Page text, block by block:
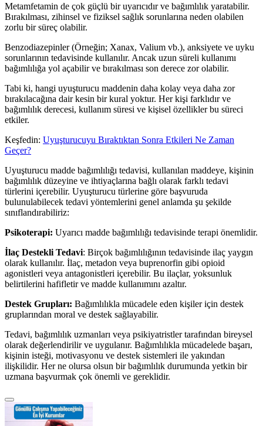
Metamfetamin de çok güçlü bir uyarıcıdır ve bağımlılık yaratabilir.
Bırakılması, zihinsel ve fiziksel sağlık sorunlarına neden olabilen
zorlu bir süreç olabilir.
Benzodiazepinler (Örneğin; Xanax, Valium vb.), anksiyete ve uyku
sorunlarının tedavisinde kullanılır. Ancak uzun süreli kullanımı
bağımlılığa yol açabilir ve bırakılması son derece zor olabilir.
Tabi ki, hangi uyuşturucu maddenin daha kolay veya daha zor
bırakılacağına dair kesin bir kural yoktur. Her kişi farklıdır ve
bağımlılık derecesi, kullanım süresi ve kişisel özellikler bu süreci
etkiler.
Keşfedin: Uyuşturucuyu Bıraktıktan Sonra Etkileri Ne Zaman
Geçer?
Uyuşturucu madde bağımlılığı tedavisi, kullanılan maddeye, kişinin
bağımlılık düzeyine ve ihtiyaçlarına bağlı olarak farklı tedavi
türlerini içerebilir. Uyuşturucu türlerine göre başvuruda
bulunulabilecek tedavi yöntemlerini genel anlamda şu şekilde
sınıflandırabiliriz:
Psikoterapi: Uyarıcı madde bağımlılığı tedavisinde terapi önemlidir.
İlaç Destekli Tedavi: Birçok bağımlılığının tedavisinde ilaç yaygın
olarak kullanılır. İlaç, metadon veya buprenorfin gibi opioid
agonistleri veya antagonistleri içerebilir. Bu ilaçlar, yoksunluk
belirtilerini hafifletir ve madde kullanımını azaltır.
Destek Grupları: Bağımlılıkla mücadele eden kişiler için destek
gruplarından moral ve destek sağlayabilir.
Tedavi, bağımlılık uzmanları veya psikiyatristler tarafından bireysel
olarak değerlendirilir ve uygulanır. Bağımlılıkla mücadelede başarı,
kişinin isteği, motivasyonu ve destek sistemleri ile yakından
ilişkilidir. Her ne olursa olsun bir bağımlılık durumunda yetkin bir
uzmana başvurmak çok önemli ve gereklidir.